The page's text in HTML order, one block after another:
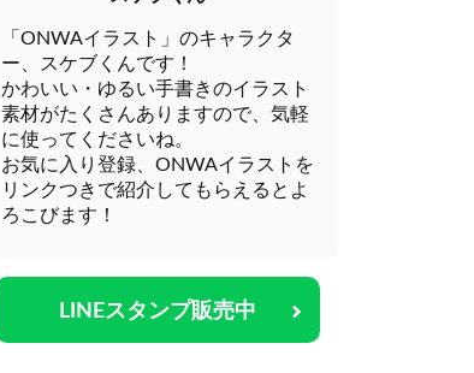
「ONWAイラスト」のキャラクタ
ー、スケブくんです！
かわいい・ゆるい手書きのイラスト
素材がたくさんありますので、気軽
に使ってくださいね。
お気に入り登録、ONWAイラストを
リンクつきで紹介してもらえるとよ
ろこびます！
LINEスタンプ販売中